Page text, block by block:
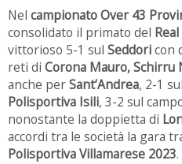
Nel campionato Over 43
consolidato il primato del
vittorioso 5-1 sul Seddoricon
reti di Corona Mauro, Schirru
anche perSant’Andrea, 2-1 sul
Polisportiva Isili, 3-2 sul
nonostante la doppietta di
accordi tra le società la gara
Polisportiva Villamarese 2023.